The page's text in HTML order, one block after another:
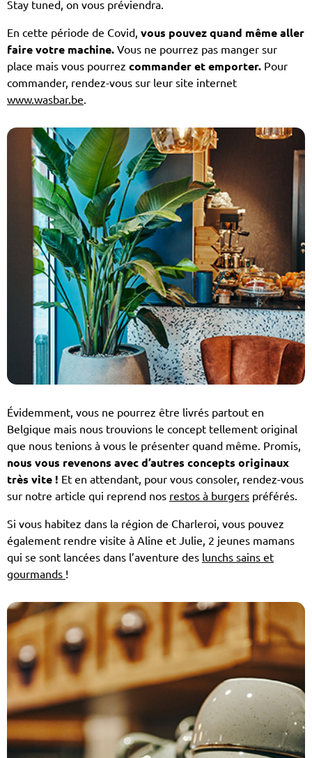
Stay tuned, on vous préviendra.
En cette période de Covid, vous pouvez quand même aller
faire votre machine. Vous ne pourrez pas manger sur
place mais vous pourrez commander et emporter. Pour
commander, rendez-vous sur leur site internet
www.wasbar.be.
Évidemment, vous ne pourrez être livrés partout en
Belgique mais nous trouvions le concept tellement original
que nous tenions à vous le présenter quand même. Promis,
nous vous revenons avec d’autres concepts originaux
très vite ! Et en attendant, pour vous consoler, rendez-vous
sur notre article qui reprend nos restos à burgers préférés.
Si vous habitez dans la région de Charleroi, vous pouvez
également rendre visite à Aline et Julie, 2 jeunes mamans
qui se sont lancées dans l’aventure des lunchs sains et
gourmands !